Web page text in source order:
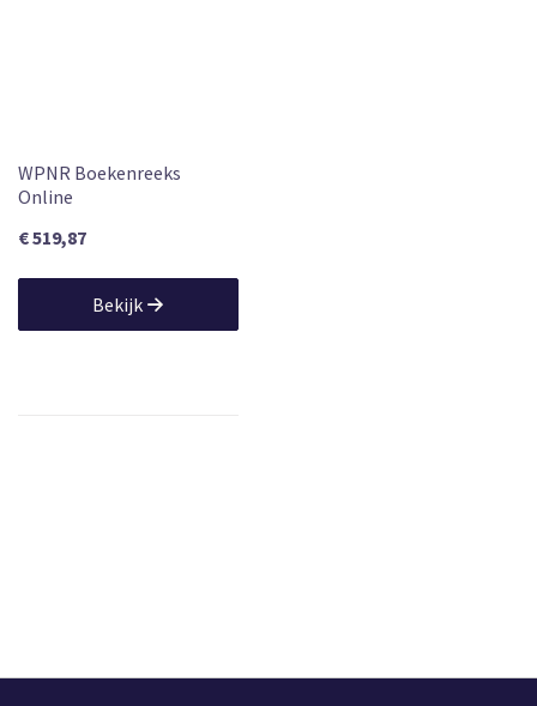
WPNR Boekenreeks
Online
€ 519,87
Bekijk